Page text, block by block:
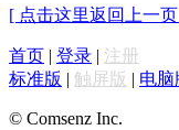
[ 点击这里返回上一
首页 | 登录 | 注册
标准版 | 触屏版 | 电脑
© Comsenz Inc.